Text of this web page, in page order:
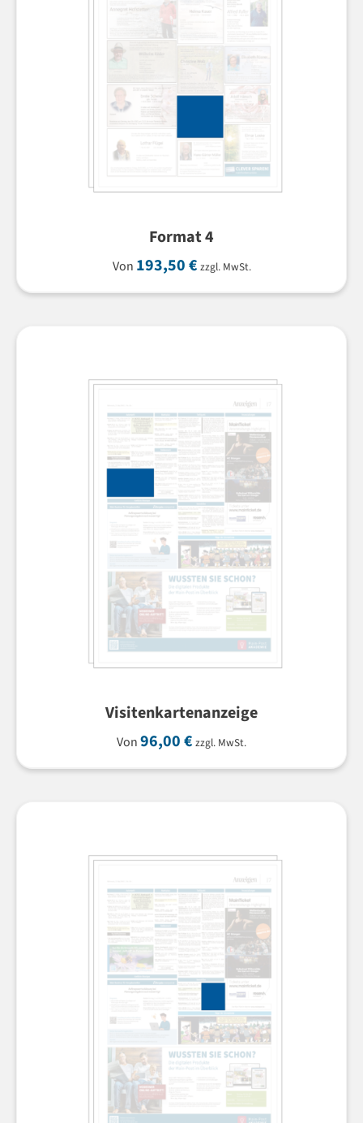
Format 4
Von 193,50€ zzgl. MwSt.
Visitenkartenanzeige
Von96,00€ zzgl. MwSt.